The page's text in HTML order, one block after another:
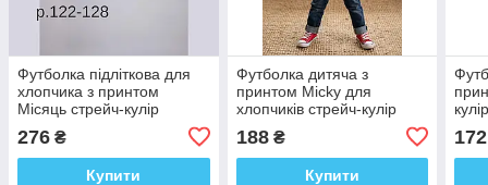
Футболка підліткова для
хлопчика з принтом
Місяць стрейч-кулір
276 ₴
Купити
Футболка дитяча з
принтом Micky для
хлопчиків стрейч-кулір
188₴
Купити
172